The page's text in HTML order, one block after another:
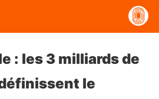
: les 3 milliards de
le